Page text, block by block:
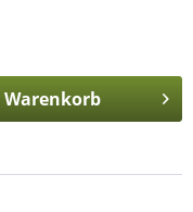
Warenkorb